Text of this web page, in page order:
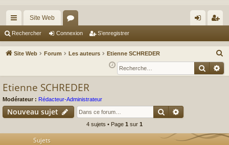
cc
ès
Site Web
or
u ne
xi
nr
eg
Rechercher Connexion S’enregistrer
Site Web Forum Les auteurs Etienne SCHREDER
e
c
Etienne SCHREDER
Modérateur : Rédacteur-Administrateur
Nouveau sujet Rechercher
4 sujets • Page 1 sur 1
Sujets